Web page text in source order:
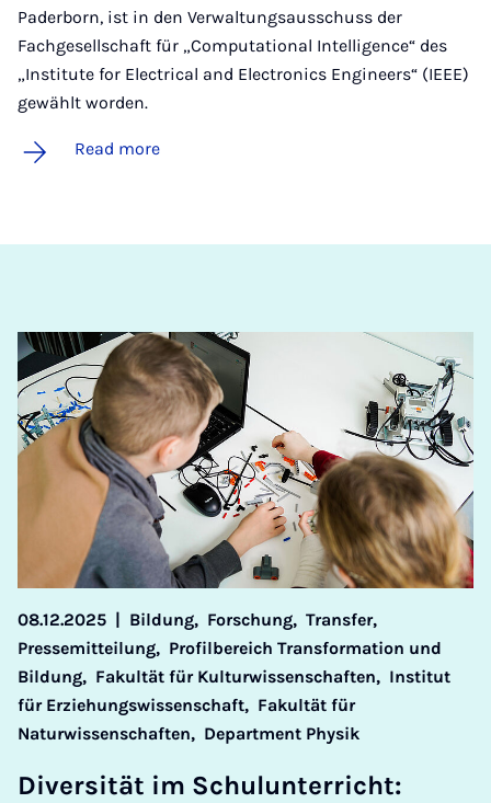
Paderborn, ist in den Verwaltungsausschuss der
Fachgesellschaft für „Computational Intelligence“ des
„Institute for Electrical and Electronics Engineers“ (IEEE)
gewählt worden.
Read more
08.12.2025 | Bildung, Forschung, Transfer,
Pressemitteilung, Profilbereich Transformation und
Bildung, Fakultät für Kulturwissenschaften, Institut
für Erziehungswissenschaft, Fakultät für
Naturwissenschaften, Department Physik
Di­versität im Schu­lun­ter­richt: